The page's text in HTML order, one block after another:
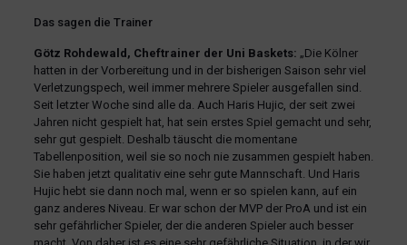
Das sagen die Trainer
Götz Rohdewald, Cheftrainer der Uni Baskets: „Die Kölner
hatten in der Vorbereitung und in der bisherigen Saison sehr viel
Verletzungspech, weil immer mehrere Spieler ausgefallen sind.
Seit letzter Woche sind alle da. Auch Haris Hujic, der seit zwei
Jahren nicht gespielt hat, hat sein erstes Spiel gemacht und sehr,
sehr gut gespielt. Deshalb täuscht die momentane
Tabellenposition, weil sie so noch nie zusammen gespielt haben.
Sie haben jetzt qualitativ eine sehr gute Mannschaft. Und Haris
Hujic hebt sie dann noch mal, wenn er so spielen kann, auf ein
ganz anderes Niveau. Er war schon der MVP der ProA und ist ein
sehr gefährlicher Spieler, der die anderen Spieler auch besser